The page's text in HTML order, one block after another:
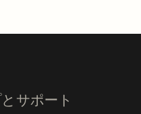
サポート